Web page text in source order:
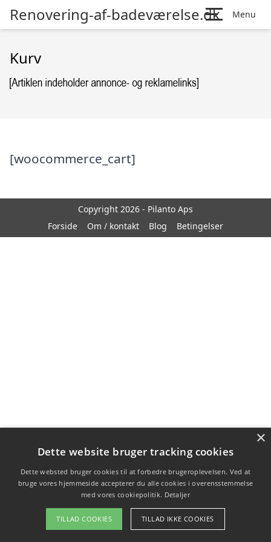
Renovering-af-badeværelse.dk Menu
Kurv
[woocommerce_cart]
Copyright 2026 - Pilanto Aps
Forside
Om / kontakt Blog Betingelser
×
Dette website bruger tracking cookies
Dette websted bruger cookies til at forbedre brugeroplevelsen. Ved at
bruge vores hjemmeside accepterer du alle cookies i overensstemmelse
med vores cookiepolitik. Detaljer
TILLAD COOKIES TILLAD IKKE COOKIES